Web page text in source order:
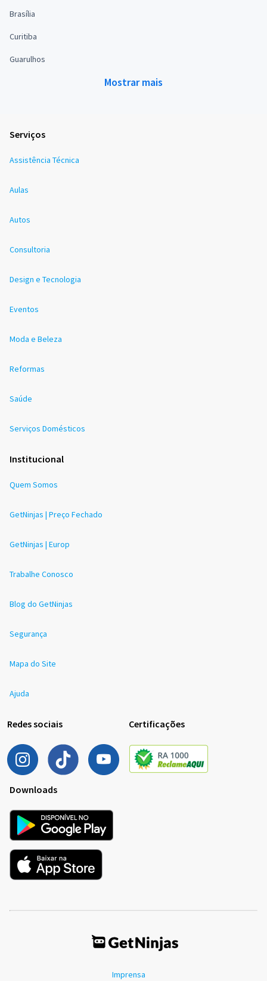
Brasília
Curitiba
Guarulhos
Mostrar mais
Serviços
Assistência Técnica
Aulas
Autos
Consultoria
Design e Tecnologia
Eventos
Moda e Beleza
Reformas
Saúde
Serviços Domésticos
Institucional
Quem Somos
GetNinjas | Preço Fechado
GetNinjas | Europ
Trabalhe Conosco
Blog do GetNinjas
Segurança
Mapa do Site
Ajuda
Redes sociais Certificações
Downloads
Imprensa